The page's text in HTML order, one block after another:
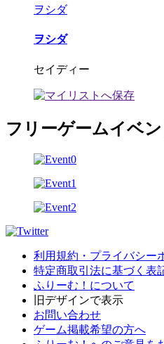
ヲシダ
ヲシダ
セイディー
フリーゲームイベン
利用規約・プライバシー
特定商取引法に基づく表
ふりーむ！について
旧デザインで表示
お問い合わせ
ゲーム掲載希望の方へ